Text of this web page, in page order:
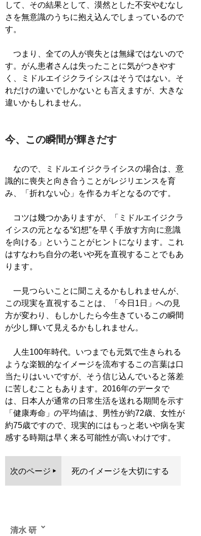
して、その結果として、漠然とした不安やむなし
さを無意識のうちに抱え込んでしまっているので
す。
つまり、全ての人が喪失とは無縁ではないので
す。がん患者さんは失ったことに気がつきやす
く、ミドルエイジクライシスはそうではない。そ
れだけの違いでしかないとも言えますが、大きな
違いかもしれません。
今、この瞬間が輝きだす
なので、ミドルエイジクライシスの場合は、意
識的に喪失と向き合うことがレジリエンスを育
み、「折れない心」を作るカギとなるのです。
コツは幾つかありますが、「ミドルエイジクラ
イシスの元となる“幻想”を早く手放す方向に意識
を向ける」ということがヒントになります。これ
はすなわち自分の老いや死を直視することでもあ
ります。
一見つらいことに聞こえるかもしれませんが、
この現実を直視することは、「今日1日」への見
方が変わり、もしかしたら今生きているこの瞬間
が少し輝いて見えるかもしれません。
人生100年時代。いつまでも元気で生きられる
ような楽観的なイメージを流布するこの言葉は口
当たりはいいですが、そう信じ込んでいると落差
に苦しむこともあります。2016年のデータで
は、日本人が通常の日常生活を送れる期間を示す
「健康寿命」の平均値は、男性が約72歳、女性が
約75歳ですので、現実的にはもっと老いや病を実
感する時期は早く来る可能性が高いわけです。
次のページ 死のイメージを大切にする
清水 研